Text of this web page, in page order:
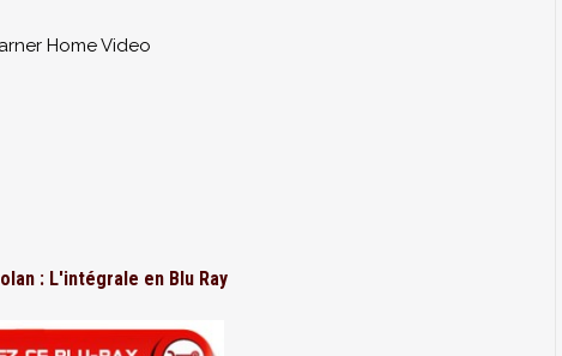
Home Video
: L'intégrale en Blu Ray